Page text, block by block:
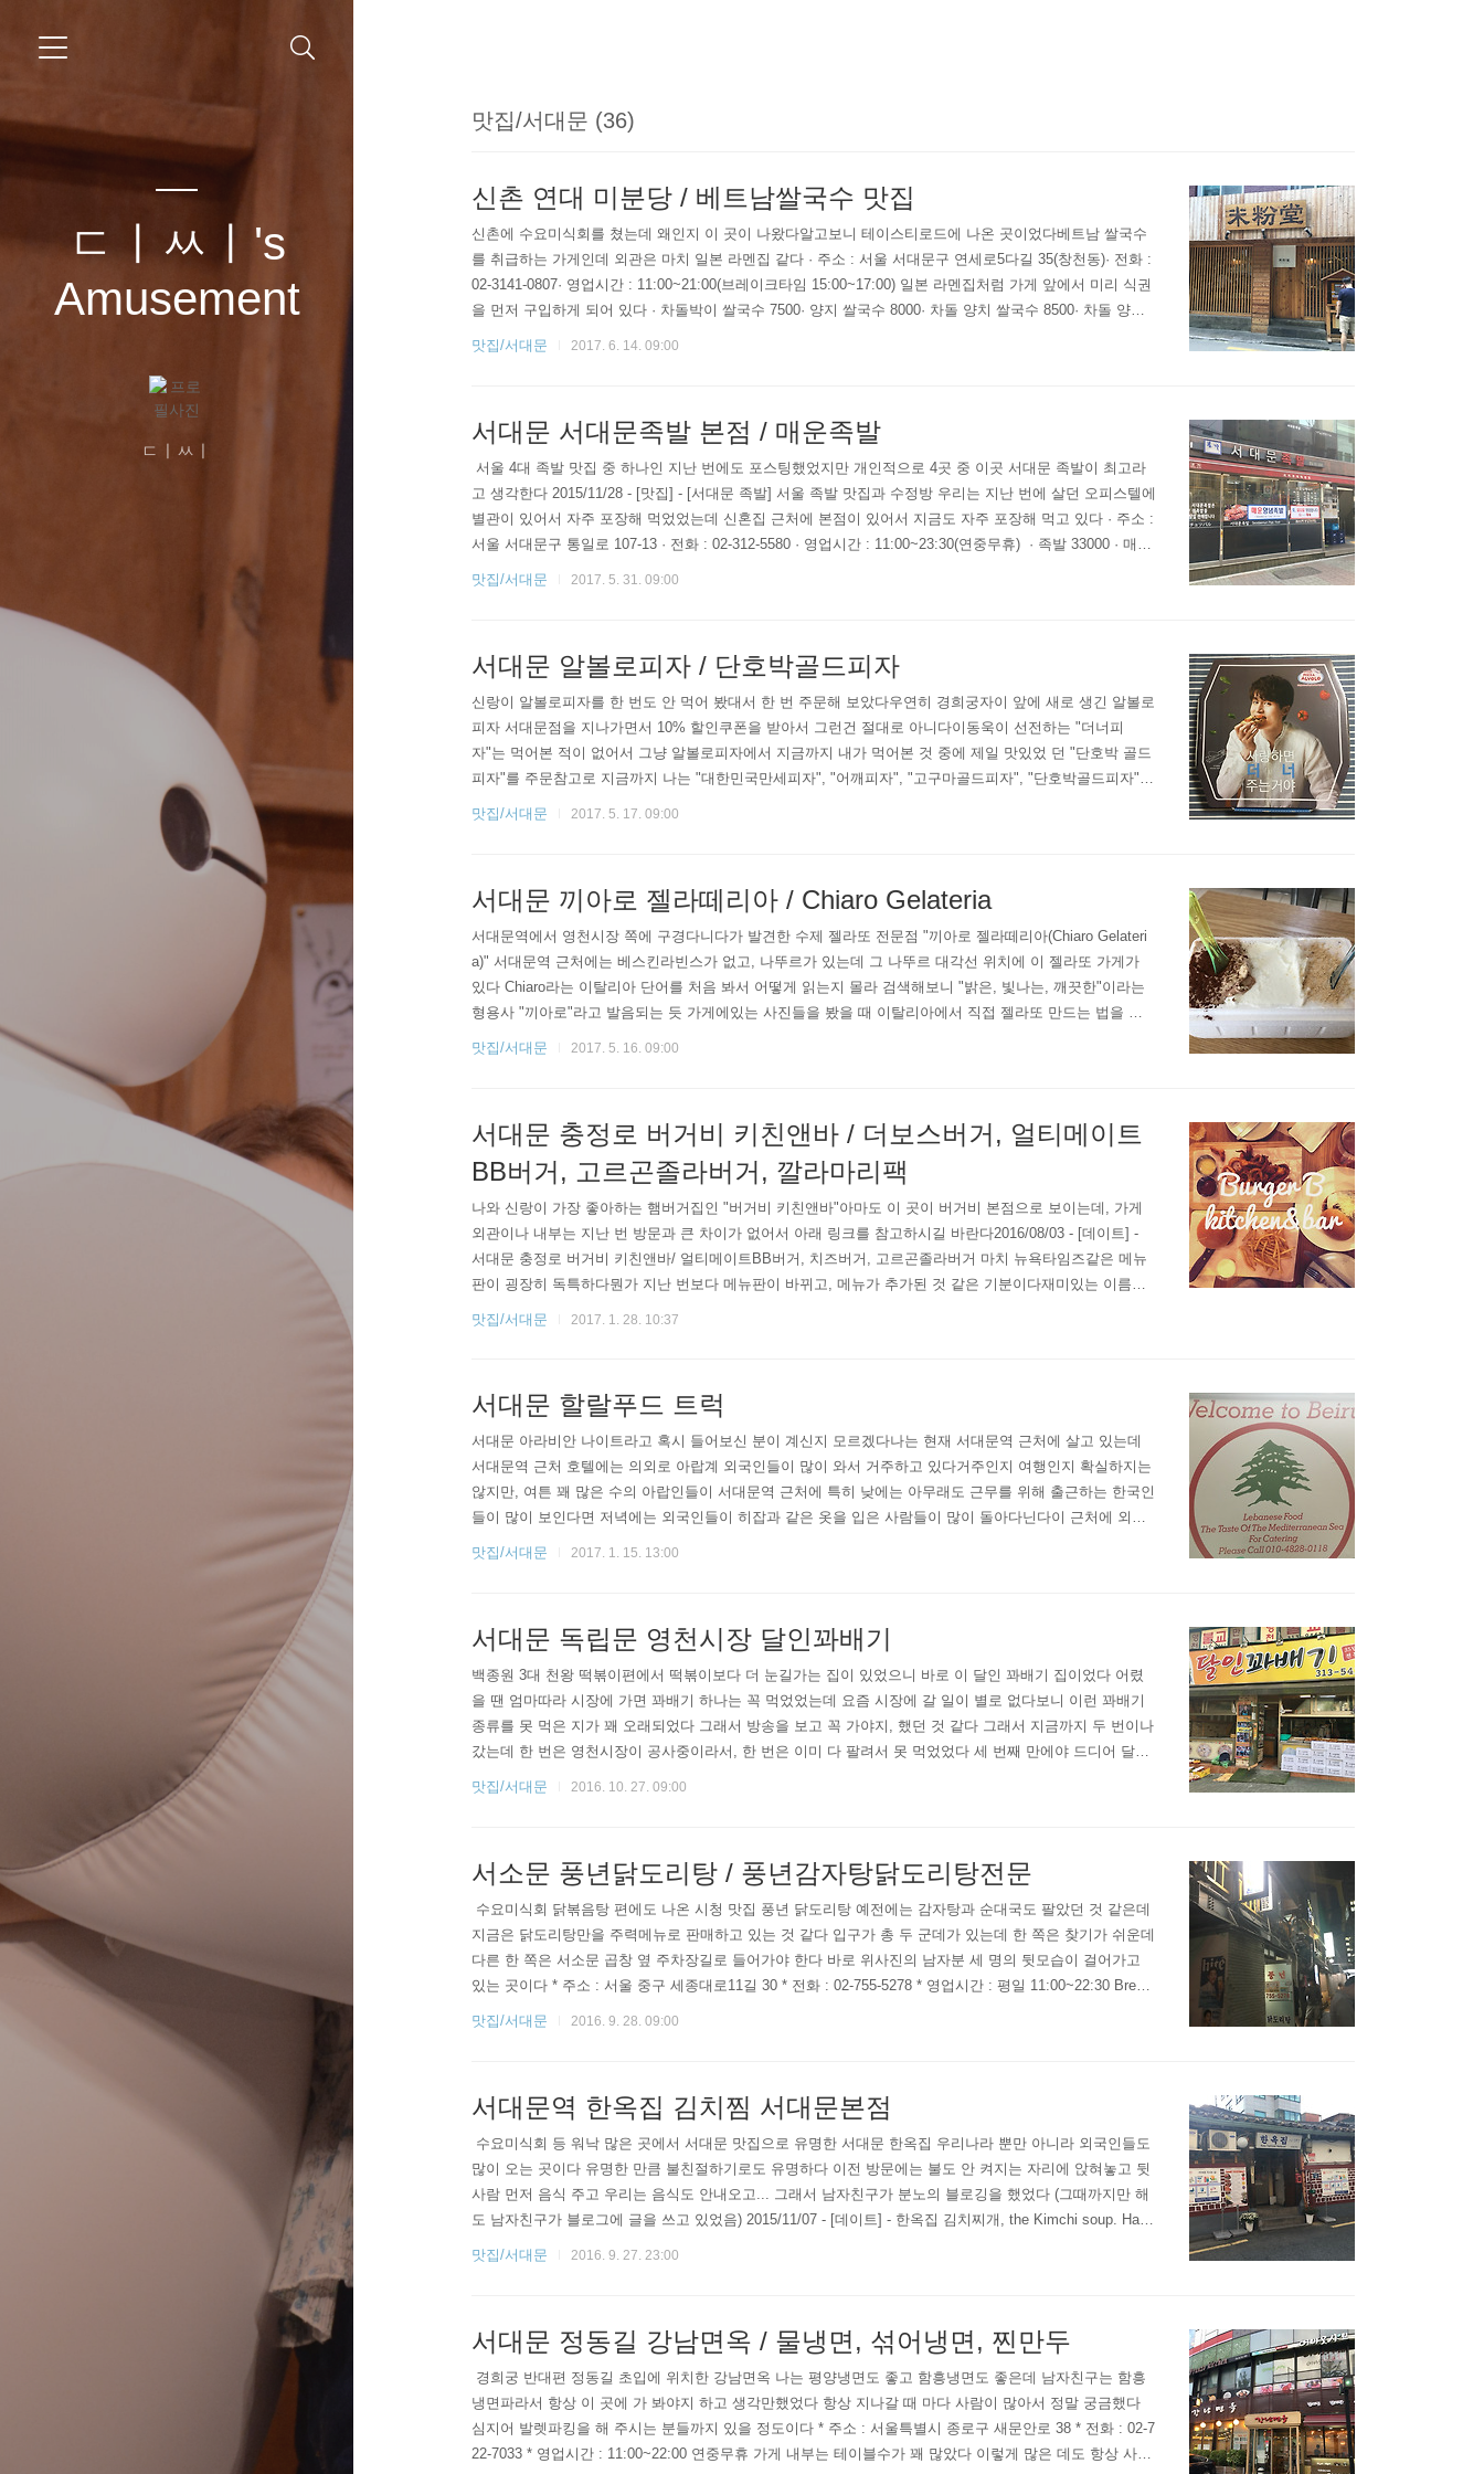
ㄷㅣㅆㅣ's
Amusement
ㄷㅣㅆㅣ
맛집/서대문 (36)
신촌 연대 미분당 / 베트남쌀국수 맛집
​​신촌에 수요미식회를 쳤는데 왜인지 이 곳이 나왔다알고보니 테이스티로드에 나온 곳이었다베트남 쌀국수
를 취급하는 가게인데 외관은 마치 일본 라멘집 같다 · 주소 : 서울 서대문구 연세로5다길 35(창천동)· 전화 :
02-3141-0807· 영업시간 : 11:00~21:00(브레이크타임 15:00~17:00) ​일본 라멘집처럼 가게 앞에서 미리 식권
을 먼저 구입하게 되어 있다 · 차돌박이 쌀국수 7500· 양지 쌀국수 8000· 차돌 양치 쌀국수 8500· 차돌 양치
힘줄 쌀국수 9500· 힘줄 쌀국수 10000· 해산물 쌀국수 9000 솔직히 다른 쌀국수 가게는 워낙 저렴한 가격대
맛집/서대문 2017. 6. 14. 09:00
서대문 서대문족발 본점 / 매운족발
​ ​서울 4대 족발 맛집 중 하나인 지난 번에도 포스팅했었지만 개인적으로 4곳 중 이곳 서대문 족발이 최고라
고 생각한다 2015/11/28 - [맛집] - [서대문 족발] 서울 족발 맛집과 수정방 우리는 지난 번에 살던 오피스텔에
별관이 있어서 자주 포장해 먹었었는데 신혼집 근처에 본점이 있어서 지금도 자주 포장해 먹고 있다 · 주소 :
서울 서대문구 통일로 107-13 · 전화 : 02-312-5580 · 영업시간 : 11:00~23:30(연중무휴) ​ · 족발 33000 · 매운
양념족발 35000(오전 11:30~오후 3시까지) · 녹두빈대떡 7000 · 도토리묵 12000 · 두부김치 12000 · 홍어무
맛집/서대문 2017. 5. 31. 09:00
서대문 알볼로피자 / 단호박골드피자
​​신랑이 알볼로피자를 한 번도 안 먹어 봤대서 한 번 주문해 보았다우연히 경희궁자이 앞에 새로 생긴 알볼로
피자 서대문점을 지나가면서 10% 할인쿠폰을 받아서 그런건 절대로 아니다이동욱이 선전하는 "더너피
자"는 먹어본 적이 없어서 그냥 알볼로피자에서 지금까지 내가 먹어본 것 중에 제일 맛있었 던 "단호박 골드
피자"를 주문참고로 지금까지 나는 "대한민국만세피자", "어깨피자", "고구마골드피자", "단호박골드피자",
"단호박피자"를 먹어보았다일반 단호박피자와 단호박'골드'피자의 차이는 도우 끝부분이 그냥 빵인지, 아니
맛집/서대문 2017. 5. 17. 09:00
서대문 끼아로 젤라떼리아 / Chiaro Gelateria
​서대문역에서 영천시장 쪽에 구경다니다가 발견한 수제 젤라또 전문점 "끼아로 젤라떼리아(Chiaro Gelateri
a)" 서대문역 근처에는 베스킨라빈스가 없고, 나뚜르가 있는데 그 나뚜르 대각선 위치에 이 젤라또 가게가
있다 Chiaro라는 이탈리아 단어를 처음 봐서 어떻게 읽는지 몰라 검색해보니 "밝은, 빛나는, 깨끗한"이라는
형용사 "끼아로"라고 발음되는 듯 가게에있는 사진들을 봤을 때 이탈리아에서 직접 젤라또 만드는 법을 배
워오신 듯하다 ​•주소 : 서울 서대문구 독립문로 67 •영업시간 : 12:00~22:00(월요일 휴무)​ 가게 내부는 그리
맛집/서대문 2017. 5. 16. 09:00
서대문 충정로 버거비 키친앤바 / 더보스버거, 얼티메이트
BB버거, 고르곤졸라버거, 깔라마리팩
​​​나와 신랑이 가장 좋아하는 햄버거집인 "버거비 키친앤바"아마도 이 곳이 버거비 본점으로 보이는데, 가게
외관이나 내부는 지난 번 방문과 큰 차이가 없어서 아래 링크를 참고하시길 바란다2016/08/03 - [데이트] -
서대문 충정로 버거비 키친앤바/ 얼티메이트BB버거, 치즈버거, 고르곤졸라버거 ​마치 뉴욕타임즈같은 메뉴
판이 굉장히 독특하다뭔가 지난 번보다 메뉴판이 바뀌고, 메뉴가 추가된 것 같은 기분이다재미있는 이름의
다양한 칵테일이라던가, 다양한 맥주들을 판매하고 있고, 심지어 보드카나 위스키도 판매하고 있다 ​​식기, 소
맛집/서대문 2017. 1. 28. 10:37
서대문 할랄푸드 트럭
​​서대문 아라비안 나이트라고 혹시 들어보신 분이 계신지 모르겠다나는 현재 서대문역 근처에 살고 있는데
서대문역 근처 호텔에는 의외로 아랍계 외국인들이 많이 와서 거주하고 있다거주인지 여행인지 확실하지는
않지만, 여튼 꽤 많은 수의 아랍인들이 서대문역 근처에 특히 낮에는 아무래도 근무를 위해 출근하는 한국인
들이 많이 보인다면 저녁에는 외국인들이 히잡과 같은 옷을 입은 사람들이 많이 돌아다닌다이 근처에 외국
인들이 많이 거주하게 된 이유는, 할랄음식을 먹는 특성 때문이다채소는 그냥 먹을 수 있지만 할랄이라는 방
맛집/서대문 2017. 1. 15. 13:00
서대문 독립문 영천시장 달인꽈배기
​백종원 3대 천왕 떡볶이편에서 떡볶이보다 더 눈길가는 집이 있었으니 바로 이 달인 꽈배기 집이었다 어렸
을 땐 엄마따라 시장에 가면 꽈배기 하나는 꼭 먹었었는데 요즘 시장에 갈 일이 별로 없다보니 이런 꽈배기
종류를 못 먹은 지가 꽤 오래되었다 그래서 방송을 보고 꼭 가야지, 했던 것 같다 그래서 지금까지 두 번이나
갔는데 한 번은 영천시장이 공사중이라서, 한 번은 이미 다 팔려서 못 먹었었다 세 번째 만에야 드디어 달인
꽈배기를 먹어보게 되었다 ​ ​•주소 : 서울 서대문구 영천시장길 4 •영업시간 : 07:00~15:30 (토요일 오전만 영
맛집/서대문 2016. 10. 27. 09:00
서소문 풍년닭도리탕 / 풍년감자탕닭도리탕전문
​ ​수요미식회 닭볶음탕 편에도 나온 시청 맛집 풍년 닭도리탕 예전에는 감자탕과 순대국도 팔았던 것 같은데
지금은 닭도리탕만을 주력메뉴로 판매하고 있는 것 같다 입구가 총 두 군데가 있는데 한 쪽은 찾기가 쉬운데
다른 한 쪽은 서소문 곱창 옆 주차장길로 들어가야 한다 바로 위사진의 남자분 세 명의 뒷모습이 걸어가고
있는 곳이다 * 주소 : 서울 중구 세종대로11길 30 * 전화 : 02-755-5278 * 영업시간 : 평일 11:00~22:30 Break
time 14:30~17:00 ​가게 내부는 굉장히 넓다!! 수요미식회에서 줄이 너무 길어서 못 먹은 적도 많다고 했는데
맛집/서대문 2016. 9. 28. 09:00
서대문역 한옥집 김치찜 서대문본점
​ ​수요미식회 등 워낙 많은 곳에서 서대문 맛집으로 유명한 서대문 한옥집 우리나라 뿐만 아니라 외국인들도
많이 오는 곳이다 유명한 만큼 불친절하기로도 유명하다 이전 방문에는 불도 안 켜지는 자리에 앉혀놓고 뒷
사람 먼저 음식 주고 우리는 음식도 안내오고... 그래서 남자친구가 분노의 블로깅을 했었다 (그때까지만 해
도 남자친구가 블로그에 글을 쓰고 있었음) 2015/11/07 - [데이트] - 한옥집 김치찌개, the Kimchi soup. Han
Ok Zip in seoul. 저번에 분노한 이후 좀 나아졌나 싶어 다시 방문함 ​ * 주소 : 서울 서대문구 통일로9안길 14
맛집/서대문 2016. 9. 27. 23:00
서대문 정동길 강남면옥 / 물냉면, 섞어냉면, 찐만두
​ ​경희궁 반대편 정동길 초입에 위치한 강남면옥 나는 평양냉면도 좋고 함흥냉면도 좋은데 남자친구는 함흥
냉면파라서 항상 이 곳에 가 봐야지 하고 생각만했었다 항상 지나갈 때 마다 사람이 많아서 정말 궁금했다
심지어 발렛파킹을 해 주시는 분들까지 있을 정도이다 * 주소 : 서울특별시 종로구 새문안로 38 * 전화 : 02-7
22-7033 * 영업시간 : 11:00~22:00 연중무휴 ​가게 내부는 테이블수가 꽤 많았다 이렇게 많은 데도 항상 사람